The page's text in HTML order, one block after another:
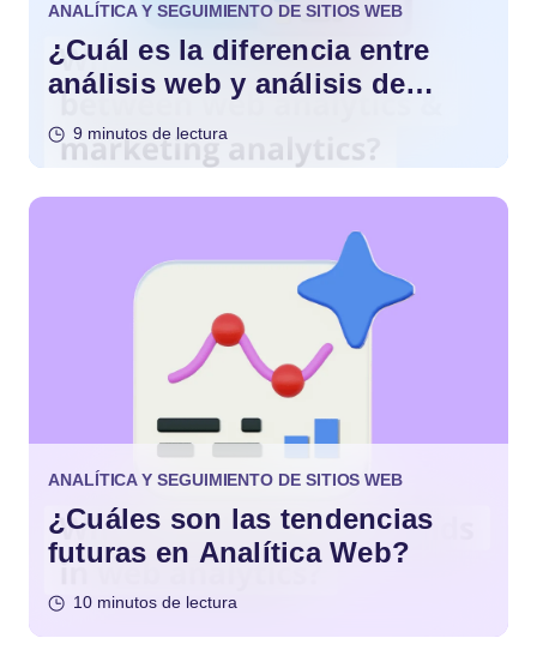
ANALÍTICA Y SEGUIMIENTO DE SITIOS WEB
¿Cuál es la diferencia entre
análisis web y análisis de
9 minutos de lectura
ANALÍTICA Y SEGUIMIENTO DE SITIOS WEB
¿Cuáles son las tendencias
futuras en Analítica Web?
10 minutos de lectura